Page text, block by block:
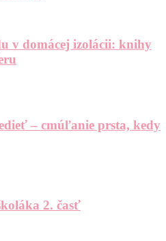
v domácej izolácii: knihy
– cmúľanie prsta, kedy
2. časť